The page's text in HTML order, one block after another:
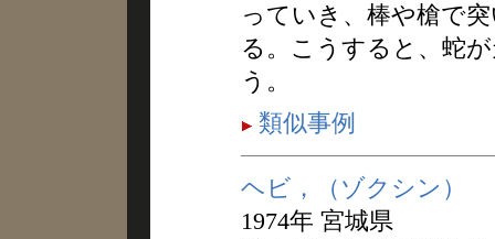
っていき、棒や槍で
る。こうすると、蛇
う。
類似事例
ヘビ，（ゾクシン）
1974年 宮城県